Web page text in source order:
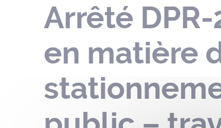
Arrêté
en matière